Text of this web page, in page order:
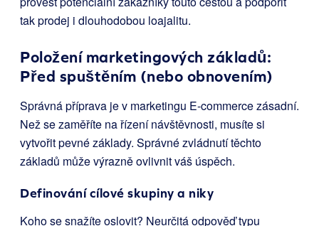
tak prodej i dlouhodobou loajalitu.
Položení marketingových základů:
Před spuštěním (nebo obnovením)
Správná příprava je v marketingu E-commerce zásadní.
Než se zaměříte na řízení návštěvnosti, musíte si
vytvořit pevné základy. Správné zvládnutí těchto
základů může výrazně ovlivnit váš úspěch.
Definování cílové skupiny a niky
Koho se snažíte oslovit? Neurčitá odpověď typu